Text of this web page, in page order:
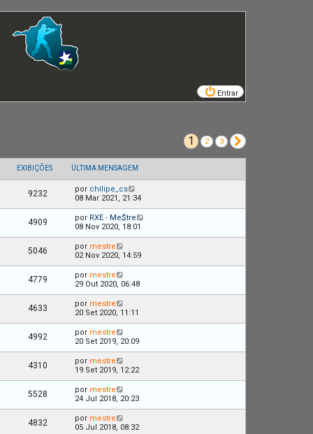
Entrar
1 2 3
EXIBIÇÕES ÚLTIMA MENSAGEM
9232 por chilipe_cs
08 Mar 2021, 21:34
4909 por RXE - Me$tre
08 Nov 2020, 18:01
5046 por mestre
02 Nov 2020, 14:59
4779 por mestre
29 Out 2020, 06:48
4633 por mestre
20 Set 2020, 11:11
4992 por mestre
20 Set 2019, 20:09
4310 por mestre
19 Set 2019, 12:22
5528 por mestre
24 Jul 2018, 20:23
4832 por mestre
05 Jul 2018, 08:32